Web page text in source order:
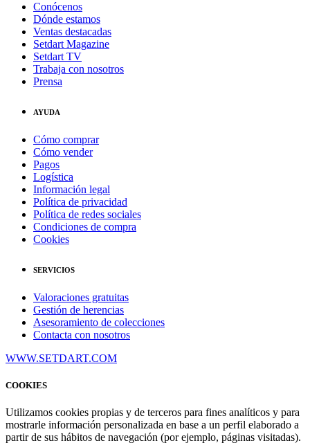
Conócenos
Dónde estamos
Ventas destacadas
Setdart Magazine
Setdart TV
Trabaja con nosotros
Prensa
AYUDA
Cómo comprar
Cómo vender
Pagos
Logística
Información legal
Política de privacidad
Política de redes sociales
Condiciones de compra
Cookies
SERVICIOS
Valoraciones gratuitas
Gestión de herencias
Asesoramiento de colecciones
Contacta con nosotros
WWW.SETDART.COM
COOKIES
Utilizamos cookies propias y de terceros para fines analíticos y para
mostrarle información personalizada en base a un perfil elaborado a
partir de sus hábitos de navegación (por ejemplo, páginas visitadas).